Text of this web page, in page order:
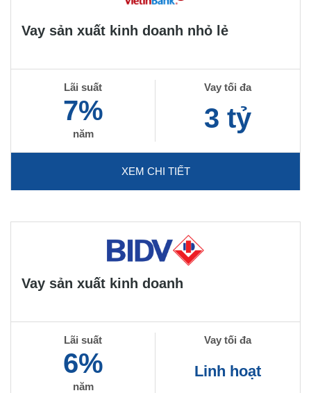
Vay sản xuất kinh doanh nhỏ lẻ
Lãi suất
7%
năm
Vay tối đa
3 tỷ
XEM CHI TIẾT
Vay sản xuất kinh doanh
Lãi suất
6%
năm
Vay tối đa
Linh hoạt